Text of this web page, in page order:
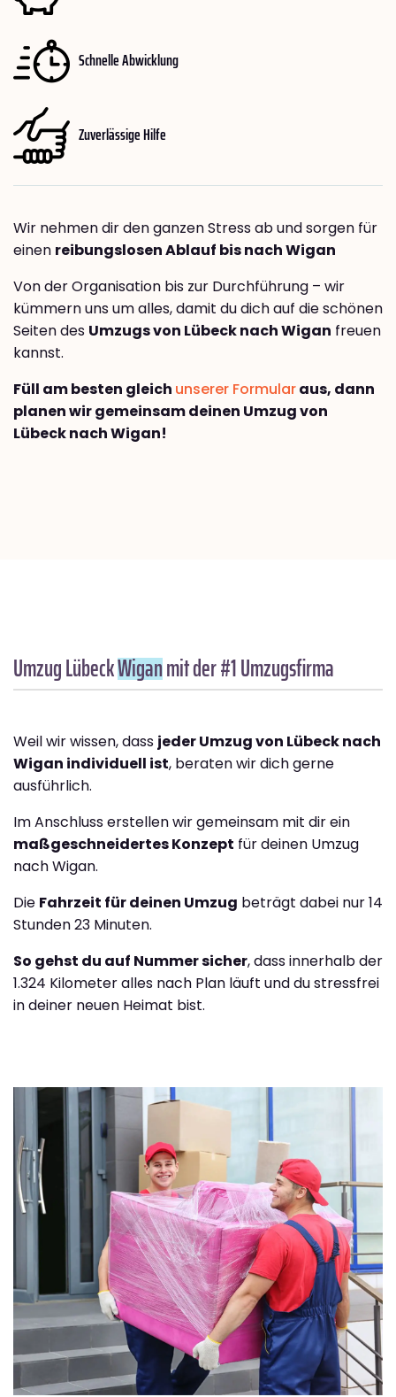
Schnelle Abwicklung
Zuverlässige Hilfe
Wir nehmen dir den ganzen Stress ab und sorgen für
einen reibungslosen Ablauf bis nach Wigan
Von der Organisation bis zur Durchführung – wir
kümmern uns um alles, damit du dich auf die schönen
Seiten des Umzugs von Lübeck nach Wigan freuen
kannst.
Füll am besten gleich unserer Formularaus, dann
planen wir gemeinsam deinen Umzug von
Lübeck nach Wigan!
Umzug LübeckWiganmit der #1 Umzugsfirma
Weil wir wissen, dass jeder Umzug von Lübeck nach
Wigan individuell ist, beraten wir dich gerne
ausführlich.
Im Anschluss erstellen wir gemeinsam mit dir ein
maßgeschneidertes Konzept für deinen Umzug
nach Wigan.
Die Fahrzeit für deinen Umzug beträgt dabei nur 14
Stunden 23 Minuten.
So gehst du auf Nummer sicher, dass innerhalb der
1.324 Kilometer alles nach Plan läuft und du stressfrei
in deiner neuen Heimat bist.